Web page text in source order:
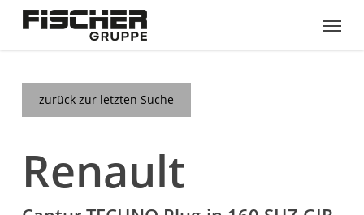
Menu
zurück zur letzten Suche
Renault